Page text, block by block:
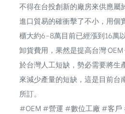
不得在台投創新的廠房來供應屬
進口貿易的確衝擊了不小，用個
櫃大約6-8萬目前已經漲到16萬
卸貨費用，果然是提高台灣
於台灣人工短缺，勢必需要將生
來減少產量的短缺，這是目前台
所訂。
#OEM #營運 #數位工廠 #客戶
含日本